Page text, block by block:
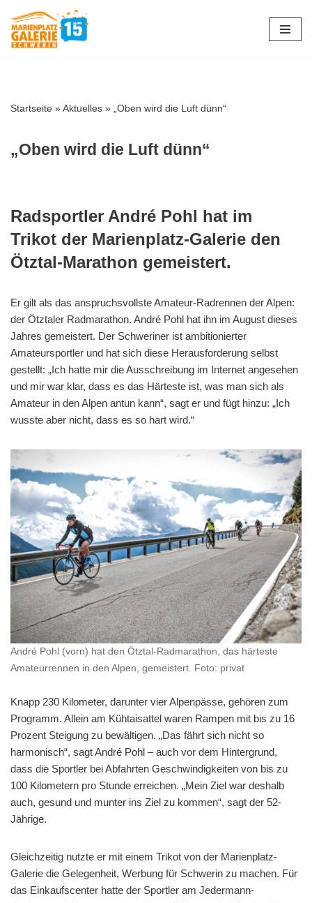
Zum
Startseite »Aktuelles » „Oben wird die Luft dünn“
„Oben wird die Luft dünn“
Radsportler André Pohl hat im
Trikot der Marienplatz-Galerie den
Ötztal-Marathon gemeistert.
Er gilt als das anspruchsvollste Amateur-Radrennen der Alpen:
der Ötztaler Radmarathon. André Pohl hat ihn im August dieses
Jahres gemeistert. Der Schweriner ist ambitionierter
Amateursportler und hat sich diese Herausforderung selbst
gestellt: „Ich hatte mir die Ausschreibung im Internet angesehen
und mir war klar, dass es das Härteste ist, was man sich als
Amateur in den Alpen antun kann“, sagt er und fügt hinzu: „Ich
wusste aber nicht, dass es so hart wird.“
André Pohl (vorn) hat den Ötztal-Radmarathon, das härteste
Amateurrennen in den Alpen, gemeistert. Foto: privat
Knapp 230 Kilometer, darunter vier Alpenpässe, gehören zum
Programm. Allein am Kühtaisattel waren Rampen mit bis zu 16
Prozent Steigung zu bewältigen. „Das fährt sich nicht so
harmonisch“, sagt André Pohl – auch vor dem Hintergrund,
dass die Sportler bei Abfahrten Geschwindigkeiten von bis zu
100 Kilometern pro Stunde erreichen. „Mein Ziel war deshalb
auch, gesund und munter ins Ziel zu kommen“, sagt der 52-
Jährige.
Gleichzeitig nutzte er mit einem Trikot von der Marienplatz-
Galerie die Gelegenheit, Werbung für Schwerin zu machen. Für
das Einkaufscenter hatte der Sportler am Jedermann-